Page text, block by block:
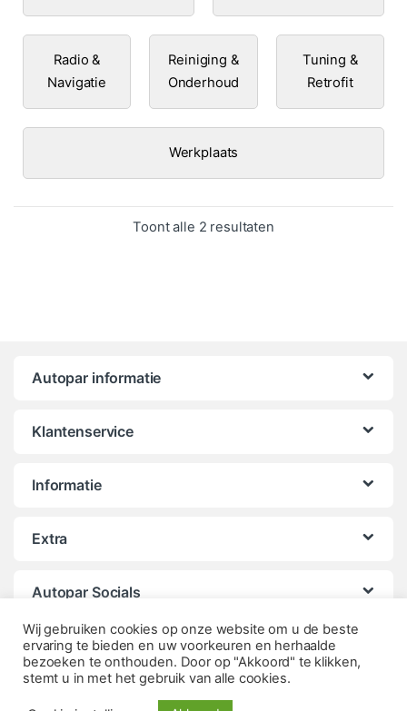
Radio &
Navigatie
Reiniging &
Onderhoud
Tuning &
Retrofit
Werkplaats
Toont alle 2 resultatenGesorteerd op
Autopar informatie
Klantenservice
Informatie
Extra
Autopar Socials
Wij gebruiken cookies op onze website om u de beste
ervaring te bieden en uw voorkeuren en herhaalde
bezoeken te onthouden. Door op "Akkoord" te klikken,
stemt u in met het gebruik van alle cookies.